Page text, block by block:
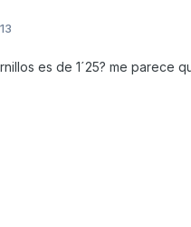
es de 1´25? me parece